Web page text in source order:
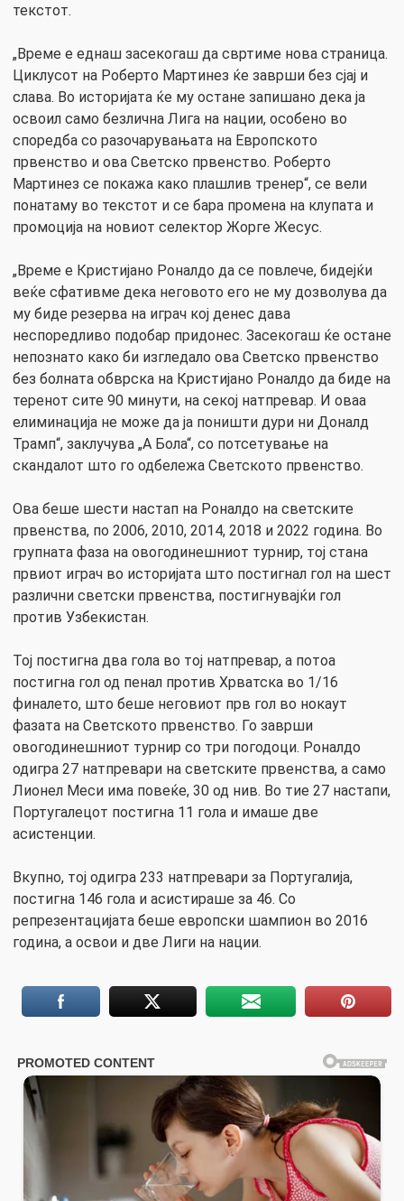
текстот.
„Време е еднаш засекогаш да свртиме нова страница.
Циклусот на Роберто Мартинез ќе заврши без сјај и
слава. Во историјата ќе му остане запишано дека ја
освоил само безлична Лига на нации, особено во
споредба со разочарувањата на Европското
првенство и ова Светско првенство. Роберто
Мартинез се покажа како плашлив тренер“, се вели
понатаму во текстот и се бара промена на клупата и
промоција на новиот селектор Жорге Жесус.
„Време е Кристијано Роналдо да се повлече, бидејќи
веќе сфативме дека неговото его не му дозволува да
му биде резерва на играч кој денес дава
неспоредливо подобар придонес. Засекогаш ќе остане
непознато како би изгледало ова Светско првенство
без болната обврска на Кристијано Роналдо да биде на
теренот сите 90 минути, на секој натпревар. И оваа
елиминација не може да ја поништи дури ни Доналд
Трамп“, заклучува „А Бола“, со потсетување на
скандалот што го одбележа Светското првенство.
Ова беше шести настап на Роналдо на светските
првенства, по 2006, 2010, 2014, 2018 и 2022 година. Во
групната фаза на овогодинешниот турнир, тој стана
првиот играч во историјата што постигнал гол на шест
различни светски првенства, постигнувајќи гол
против Узбекистан.
Тој постигна два гола во тој натпревар, а потоа
постигна гол од пенал против Хрватска во 1/16
финалето, што беше неговиот прв гол во нокаут
фазата на Светското првенство. Го заврши
овогодинешниот турнир со три погодоци. Роналдо
одигра 27 натпревари на светските првенства, а само
Лионел Меси има повеќе, 30 од нив. Во тие 27 настапи,
Португалецот постигна 11 гола и имаше две
асистенции.
Вкупно, тој одигра 233 натпревари за Португалија,
постигна 146 гола и асистираше за 46. Со
репрезентацијата беше европски шампион во 2016
година, а освои и две Лиги на нации.